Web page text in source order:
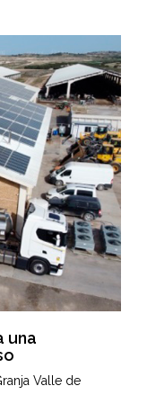
una
Valle de